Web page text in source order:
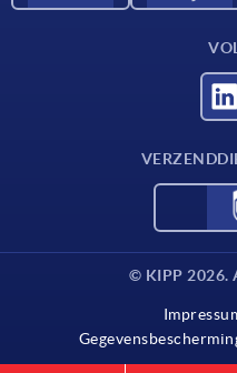
© KIPP 2026.